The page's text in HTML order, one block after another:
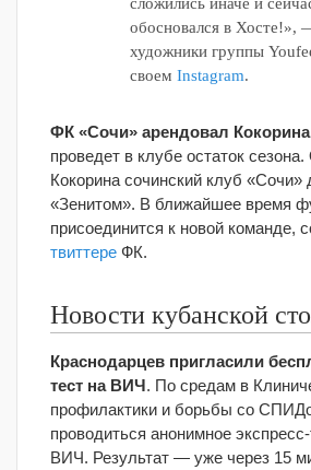
обосновался в Хосте!»,
художники группы
своем Instagram.
ФК «Сочи» арендовал Кокорина
проведет в клубе остаток
Кокорина сочинский клуб «Сочи»
«Зенитом». В ближайшее время
присоединится к новой команде,
твиттере ФК.
Новости кубанской
Краснодарцев пригласили
тест на ВИЧ. По средам в
профилактики и борьбы со
проводиться анонимное
ВИЧ. Результат — уже через 15